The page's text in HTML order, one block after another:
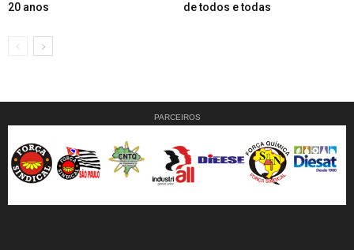
20 anos
de todos e todas
PARCEIROS